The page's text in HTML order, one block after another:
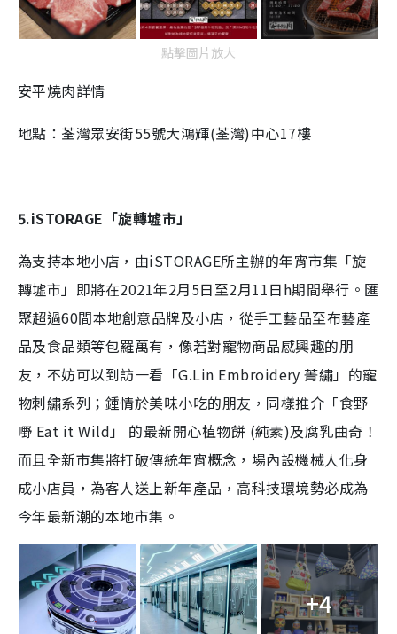
點擊圖片放大
安平燒肉詳情
地點：荃灣眾安街55號大鴻輝(荃灣)中心17樓
5.iSTORAGE「旋轉墟市」
為支持本地小店，由iSTORAGE所主辦的年宵市集「旋
轉墟市」即將在2021年2月5日至2月11日h期間舉行。匯
聚超過60間本地創意品牌及小店，從手工藝品至布藝產
品及食品類等包羅萬有，像若對寵物商品感興趣的朋
友，不妨可以到訪一看「G.Lin Embroidery 菁繡」的寵
物刺繡系列；鍾情於美味小吃的朋友，同樣推介「食野
嘢 Eat it Wild」 的最新開心植物餅 (純素)及腐乳曲奇！
而且全新市集將打破傳統年宵概念，場內設機械人化身
成小店員，為客人送上新年產品，高科技環境勢必成為
今年最新潮的本地市集。
+4